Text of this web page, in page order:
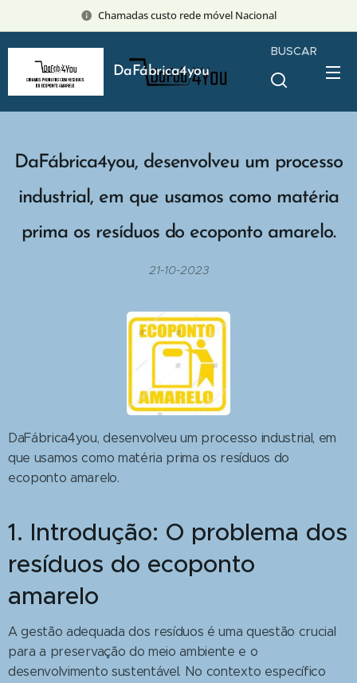
Chamadas custo rede móvel Nacional
DaFábrica4you
BUSCAR
DaFábrica4you, desenvolveu um processo
industrial, em que usamos como matéria
prima os resíduos do ecoponto amarelo.
21-10-2023
DaFábrica4you, desenvolveu um processo industrial, em
que usamos como matéria prima os resíduos do
ecoponto amarelo.
1. Introdução: O problema dos
resíduos do ecoponto
amarelo
A gestão adequada dos resíduos é uma questão crucial
para a preservação do meio ambiente e o
desenvolvimento sustentável. No contexto específico